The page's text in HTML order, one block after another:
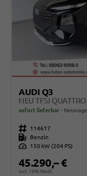
AUDI Q3
sofort lieferbar
Fahrzeugnr. 114617
Kraftstoff
Benzin
Leistung
150 kW (204 PS)
45.290,– €
incl. 19% MwSt.